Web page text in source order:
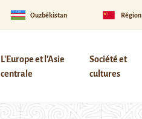
Ouzbékistan
L'Europe et l'Asie
centrale
Société et
cultures